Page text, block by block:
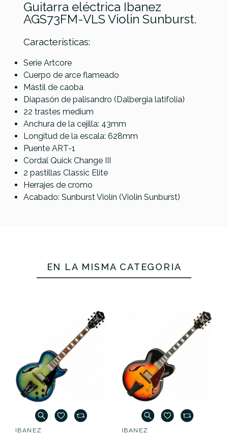
Guitarra eléctrica Ibanez
AGS73FM-VLS Violin Sunburst.
Características:
Serie Artcore
Cuerpo de arce flameado
Mástil de caoba
Diapasón de palisandro (Dalbergia latifolia)
22 trastes medium
Anchura de la cejilla: 43mm
Longitud de la escala: 628mm
Puente ART-1
Cordal Quick Change III
2 pastillas Classic Elite
Herrajes de cromo
Acabado: Sunburst Violín (Violin Sunburst)
Referencia GUITELAIBA048
EN LA MISMA CATEGORÍA
IBANEZ IBANEZ